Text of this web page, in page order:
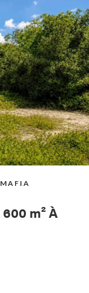
m² À